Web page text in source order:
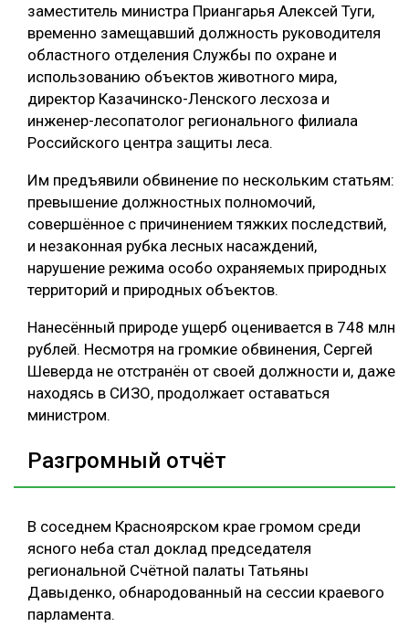
заместитель министра Приангарья Алексей Туги,
временно замещавший должность руководителя
областного отделения Службы по охране и
использованию объектов животного мира,
директор Казачинско-Ленского лесхоза и
инженер-лесопатолог регионального филиала
Российского центра защиты леса.
Им предъявили обвинение по нескольким статьям:
превышение должностных полномочий,
совершённое с причинением тяжких последствий,
и незаконная рубка лесных насаждений,
нарушение режима особо охраняемых природных
территорий и природных объектов.
Нанесённый природе ущерб оценивается в 748 млн
рублей. Несмотря на громкие обвинения, Сергей
Шеверда не отстранён от своей должности и, даже
находясь в СИЗО, продолжает оставаться
министром.
Разгромный отчёт
В соседнем Красноярском крае громом среди
ясного неба стал доклад председателя
региональной Счётной палаты Татьяны
Давыденко, обнародованный на сессии краевого
парламента.